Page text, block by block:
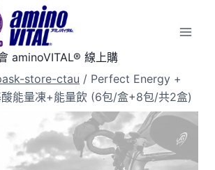
aminoVITAL® 線上購
store-ctau / Perfect Energy +
能量凍+能量飲 (6包/盒+8包/共2盒)